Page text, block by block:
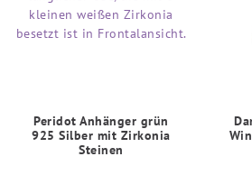
Peridot Anhänger grün
925 Silber mit Zirkonia
Steinen